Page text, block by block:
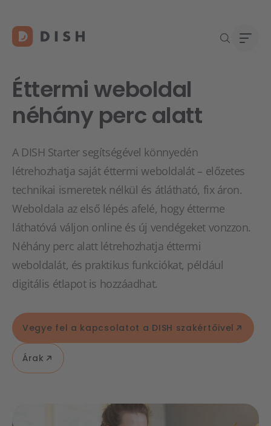
Éttermi weboldal
néhány perc alatt
A DISH Starter segítségével könnyedén
létrehozhatja saját éttermi weboldalát – előzetes
technikai ismeretek nélkül és átlátható, fix áron.
Weboldala az első lépés afelé, hogy étterme
láthatóvá váljon online és új vendégeket vonzzon.
Néhány perc alatt létrehozhatja éttermi
weboldalát, és praktikus funkciókat, például
digitális étlapot is hozzáadhat.
Vegye fel a kapcsolatot a DISH szakértőivel
Árak